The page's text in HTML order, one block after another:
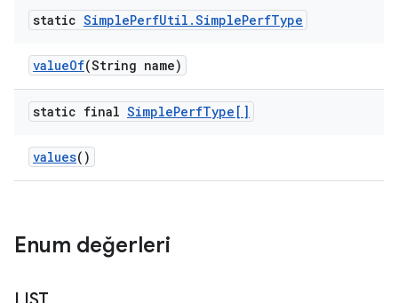
static SimplePerfUtil .SimplePerfType
valueOf(String name)
static final SimplePerfType[]
values()
Enum değerleri